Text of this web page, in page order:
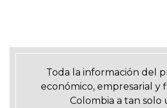
Toda la información del
económico, empresarial y
Colombia a tan solo